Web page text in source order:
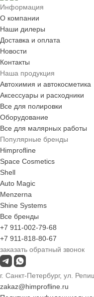
Информация
О компании
Наши дилеры
Доставка и оплата
Новости
Контакты
Наша продукция
Автохимия и автокосметика
Аксессуары и расходники
Все для полировки
Оборудование
Все для малярных работы
Популярные бренды
Himprofline
Space Cosmetics
Shell
Auto Magic
Menzerna
Shine Systems
Все бренды
+7 911-002-79-68
+7 911-818-80-67
заказать обратный звонок
г. Санкт-Петербург, ул.
zakaz@himprofline.ru